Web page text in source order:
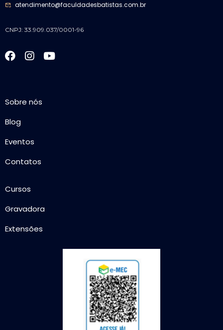
atendimento@faculdadesbatistas.com.br
CNPJ: 33.909.037/0001-96
Sobre nós
Blog
Eventos
Contatos
Cursos
Gravadora
Extensões